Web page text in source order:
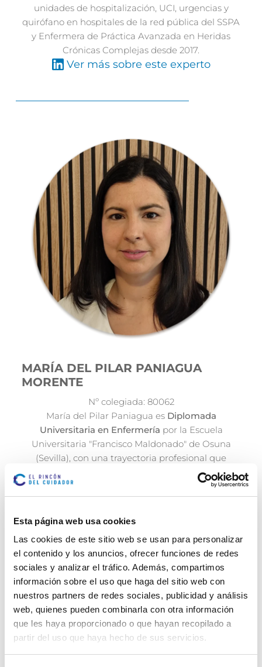
Esta página web usa cookies
Las cookies de este sitio web se usan para personalizar
el contenido y los anuncios, ofrecer funciones de redes
sociales y analizar el tráfico. Además, compartimos
información sobre el uso que haga del sitio web con
nuestros partners de redes sociales, publicidad y análisis
web, quienes pueden combinarla con otra información
que les haya proporcionado o que hayan recopilado a
partir del uso que haya hecho de sus servicios.
unidades de hospitalización, UCI, urgencias y
quirófano en hospitales de la red pública del SSPA
y Enfermera de Práctica Avanzada en Heridas
Crónicas Complejas desde 2017.
Ver más sobre este experto
MARÍA DEL PILAR PANIAGUA
MORENTE
Nº colegiada: 80062
María del Pilar Paniagua es Diplomada
Universitaria en Enfermería por la Escuela
Universitaria "Francisco Maldonado" de Osuna
(Sevilla), con una trayectoria profesional que
comenzó en 2014. Actualmente trabaja en el
servicio de urgencias del Hospital Universitario
Príncipe de Asturias.
completado una sólida formación postgraduada,
que incluye el Máster en Urgencias y Emergencias
Extrahospitalarias, el Máster en Prescripción
Enfermera y Seguimiento Farmacológico, y el
Máster en Farmacoterapia para Enfermería.
Además, es Experta Universitaria enAtención
Integrada de Cuidados Nutricionales y en
Crecimiento Celular y Cáncer.
Desde 2018 ha sido tutora principal de prácticas
clínicas de enfermería, y desde 2021 ha formado